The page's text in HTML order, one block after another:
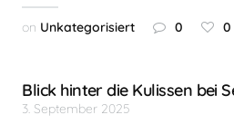
on Unkategorisiert 0 0
Blick hinter die Kulissen bei
3. September 2025